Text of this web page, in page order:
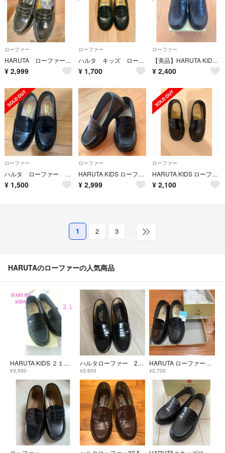
ローファー
HARUTA ローファー 22.5cm
¥ 2,999
ローファー
ハルタ キッズ ローファー 18cm
¥ 1,700
ローファー
【美品】HARUTA KIDS 19cm ＊フォーマルシューズ
¥ 2,400
ローファー
ハルタ ローファー 21.0
¥ 1,500
ローファー
HARUTA KIDS ローファー 18cm 黒 卒園 入学 発表会
¥ 2,999
ローファー
HARUTA KIDS ローファー ブラック
¥ 2,100
1 2 3 …
HARUTAのローファーの人気商品
HARUTA KIDS ２１㎝ 黒 ローファー
¥3,000
ハルタローファー 22.5センチ
¥3,600
HARUTA ローファー 20センチ
¥2,700